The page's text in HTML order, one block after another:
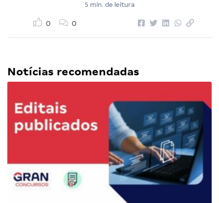
5 min. de leitura
0 0
Notícias recomendadas